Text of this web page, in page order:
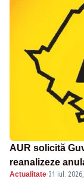
AUR solicită
reanalizeze
Române
Actualitate·31 iul.